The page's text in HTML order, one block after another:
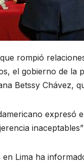
rompió
el gobierno de la
Betssy Chávez,
expresó
en Lima ha